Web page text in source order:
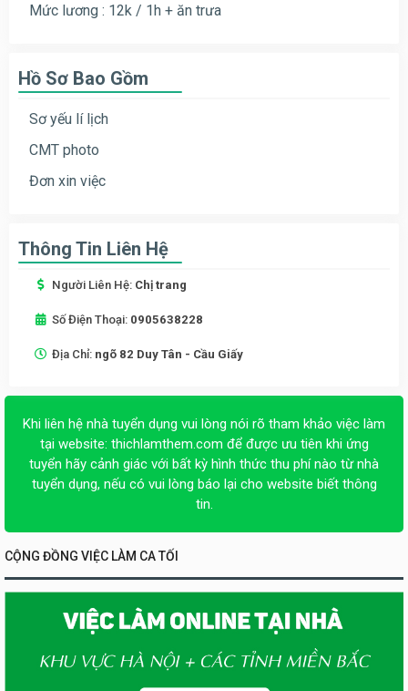
Mức lương : 12k / 1h + ăn trưa
Hồ Sơ Bao Gồm
Sơ yếu lí lịch
CMT photo
Đơn xin việc
Thông Tin Liên Hệ
Người Liên Hệ: Chị trang
Số Điện Thoại: 0905638228
Địa Chỉ: ngõ 82 Duy Tân - Cầu Giấy
Khi liên hệ nhà tuyển dụng vui lòng nói rõ tham khảo việc làm
tại website: thichlamthem.com để được ưu tiên khi ứng
tuyển hãy cảnh giác với bất kỳ hình thức thu phí nào từ nhà
tuyển dụng, nếu có vui lòng báo lại cho website biết thông
tin.
CỘNG ĐỒNG VIỆC LÀM CA TỐI